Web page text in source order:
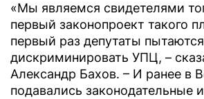
«Мы являемся свидетелями
первый законопроект такого
первый раз депутаты пытаются
дискриминировать УПЦ, –
Александр Бахов. – И ранее в
подавались законодательные